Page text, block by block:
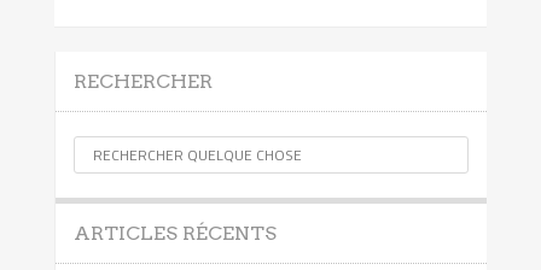
RECHERCHER
ARTICLES RÉCENTS